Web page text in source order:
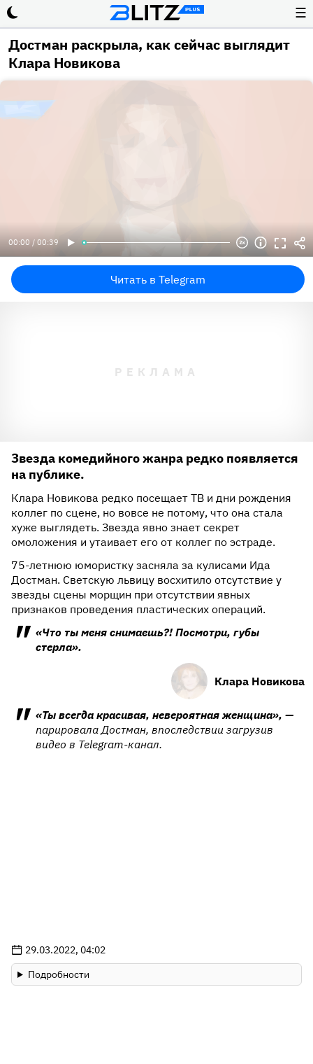
☰
Достман раскрыла, как сейчас выглядит
Клара Новикова
00:00 / 00:39
Читать в Telegram
Звезда комедийного жанра редко появляется
на публике.
Клара Новикова редко посещает ТВ и дни рождения
коллег по сцене, но вовсе не потому, что она стала
хуже выглядеть. Звезда явно знает секрет
омоложения и утаивает его от коллег по эстраде.
75-летнюю юмористку засняла за кулисами Ида
Достман. Светскую львицу восхитило отсутствие у
звезды сцены морщин при отсутствии явных
признаков проведения пластических операций.
«Что ты меня снимаешь?! Посмотри, губы
стерла».
Клара Новикова
«Ты всегда красивая, невероятная женщина», —
парировала Достман, впоследствии загрузив
видео в Telegram-канал.
29.03.2022, 04:02
Подробности